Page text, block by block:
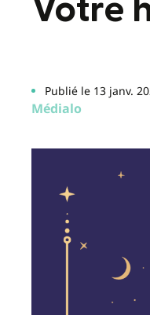
Votre
Publié le 13 janv.
Médialo